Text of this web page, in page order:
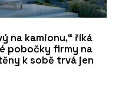
na kamionu,“ říká
pobočky firmy na
k sobě trvá jen